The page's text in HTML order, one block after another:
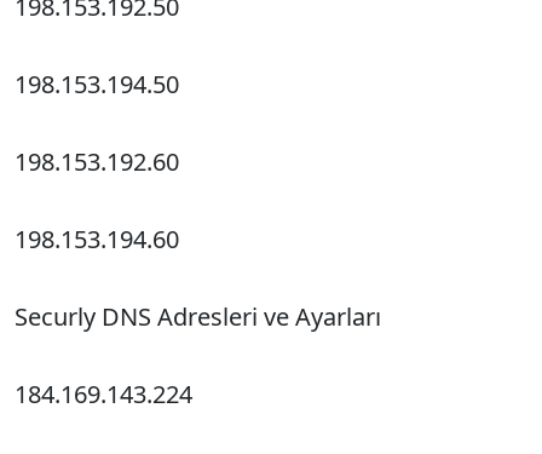
198.153.192.50
198.153.194.50
198.153.192.60
198.153.194.60
Securly DNS Adresleri ve Ayarları
184.169.143.224